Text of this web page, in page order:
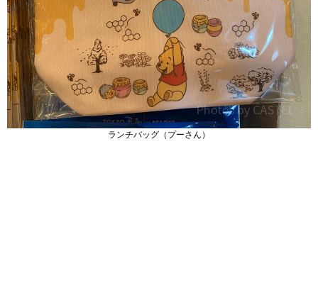
ランチバッグ（プーさん）